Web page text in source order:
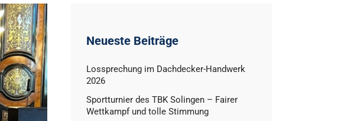
Neueste Beiträge
Lossprechung im Dachdecker-Handwerk
2026
Sportturnier des TBK Solingen – Fairer
Wettkampf und tolle Stimmung